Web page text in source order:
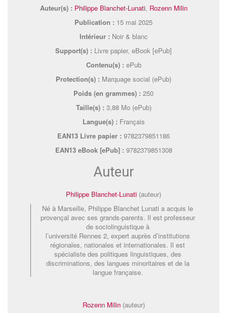
Auteur(s) : Philippe Blanchet-Lunati, Rozenn Milin
Publication : 15 mai 2025
Intérieur : Noir & blanc
Support(s) : Livre papier, eBook [ePub]
Contenu(s) : ePub
Protection(s) : Marquage social (ePub)
Poids (en grammes) : 250
Taille(s) : 3,88 Mo (ePub)
Langue(s) : Français
EAN13 Livre papier : 9782379851186
EAN13 eBook [ePub] : 9782379851308
Auteur
Philippe Blanchet-Lunati (auteur)
Né à Marseille, Philippe Blanchet Lunati a acquis le
provençal avec ses grands-parents. Il est professeur
de sociolinguistique à
l’université Rennes 2, expert auprès d’institutions
régionales, nationales et internationales. Il est
spécialiste des politiques linguistiques, des
discriminations, des langues minoritaires et de la
langue française.
Rozenn Milin(auteur)